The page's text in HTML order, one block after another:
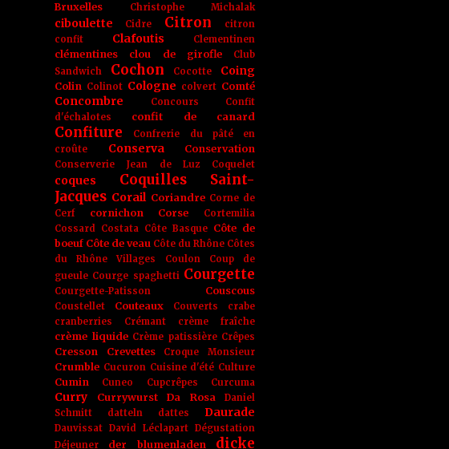
Bruxelles
Christophe Michalak
ciboulette Cidre Citron
citron
confit
Clafoutis Clementinen
clémentines clou de girofle
Club
Sandwich
Cochon Cocotte Coing
Colin Colinot Cologne colvert Comté
Concombre Concours
Confit
d'échalotes
confit de canard
Confiture
Confrerie du pâté en
croûte
Conserva Conservation
Conserverie Jean de Luz Coquelet
coques
Coquilles Saint-
Jacques Corail Coriandre Corne de
Cerf
cornichon Corse
Cortemilia
Cossard Costata Côte Basque Côte de
boeuf Côte de veau Côte du Rhône Côtes
du Rhône Villages
Coulon
Coup de
gueule Courge spaghetti Courgette
Courgette-Patisson Couscous
Coustellet Couteaux Couverts
crabe
cranberries
Crémant crème fraîche
crème liquide Crème patissière Crêpes
Cresson Crevettes Croque Monsieur
Crumble Cucuron Cuisine d'été Culture
Cumin Cuneo Cupcrêpes Curcuma
Curry Currywurst Da Rosa
Daniel
Schmitt
datteln dattes Daurade
Dauvissat David Léclapart Dégustation
Déjeuner
der blumenladen dicke